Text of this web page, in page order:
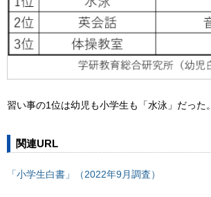
習い事の1位は幼児も小学生も「水泳」だった。
関連URL
「小学生白書」（2022年9月調査）